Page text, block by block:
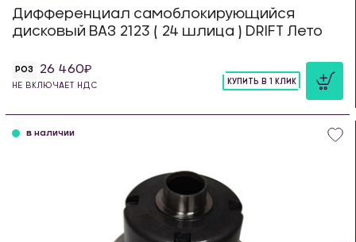
Дифференциал самоблокирующийся
дисковый ВАЗ 2123 ( 24 шлица ) DRIFT Лето
РОЗ 26 460
НЕ ВКЛЮЧАЕТ НДС
КУПИТЬ В 1 КЛИК
в наличии